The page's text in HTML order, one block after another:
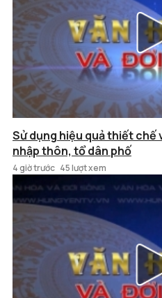
Sử dụng hiệu quả thiết chế
nhập thôn, tổ dân phố
4 giờ trước 45 lượt xem